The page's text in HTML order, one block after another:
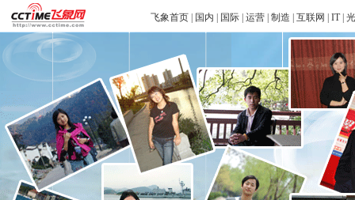
飞象首页 国内 国际 运营 制造 互联网 IT|